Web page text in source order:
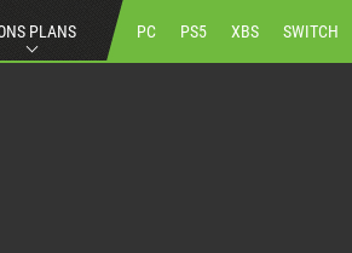
PLANS PC PS5 XBS SWITCH